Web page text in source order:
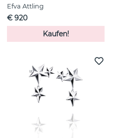
Efva Attling
€ 920
Kaufen!